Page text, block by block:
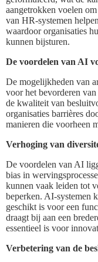
aangetrokken voelen
van HR-systemen
waardoor organisaties
kunnen bijsturen.
De voordelen van AI
De mogelijkheden van
voor het bevorderen
de kwaliteit van
organisaties barrières
manieren die voorheen
Verhoging van
De voordelen van AI
bias in
kunnen vaak leiden tot
beperken. AI-systemen
geschikt is voor een
draagt bij aan een
essentieel is voor
Verbetering van de